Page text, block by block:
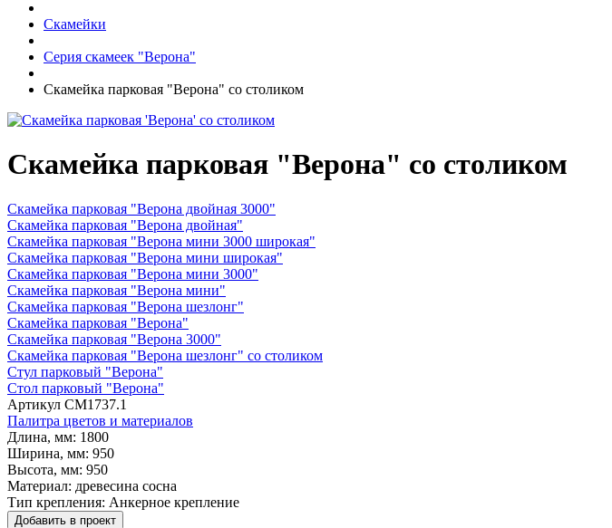
Скамейки
Серия скамеек "Верона"
Скамейка парковая "Верона" со столиком
Скамейка парковая "Верона" со столиком
Скамейка парковая "Верона двойная 3000"
Скамейка парковая "Верона двойная"
Скамейка парковая "Верона мини 3000 широкая"
Скамейка парковая "Верона мини широкая"
Скамейка парковая "Верона мини 3000"
Скамейка парковая "Верона мини"
Скамейка парковая "Верона шезлонг"
Скамейка парковая "Верона"
Скамейка парковая "Верона 3000"
Скамейка парковая "Верона шезлонг" со столиком
Стул парковый "Верона"
Стол парковый "Верона"
Артикул СМ1737.1
Палитра цветов и материалов
Длина, мм: 1800
Ширина, мм: 950
Высота, мм: 950
Материал: древесина сосна
Тип крепления: Анкерное крепление
Добавить в проект